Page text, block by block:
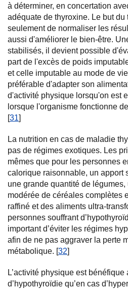
à déterminer, en concertation
adéquate de thyroxine. Le but du
seulement de normaliser les
aussi d'améliorer le bien-être.
stabilisés, il devient possible
part de l'excès de poids
et celle imputable au mode de
préférable d'adapter son
d'activité physique lorsqu'on est
lorsque l'organisme fonctionne
[31]
La nutrition en cas de maladie
pas de régimes exotiques. Les
mêmes que pour les personnes
calorique raisonnable, un apport
une grande quantité de
modérée de céréales complètes
raffiné et des aliments ultra-
personnes souffrant
important d’éviter les régimes
afin de ne pas aggraver la perte
métabolique. [32]
L’activité physique est
d’hypothyroïdie qu’en cas